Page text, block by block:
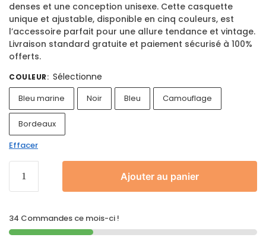
denses et une conception unisexe. Cette casquette
unique et ajustable, disponible en cinq couleurs, est
l’accessoire parfait pour une allure tendance et vintage.
Livraison standard gratuite et paiement sécurisé à 100%
offerts.
COULEUR: Sélectionne
Bleu marine Noir Bleu Camouflage
Bordeaux
Effacer
Ajouter au panier
34 Commandes ce mois-ci !